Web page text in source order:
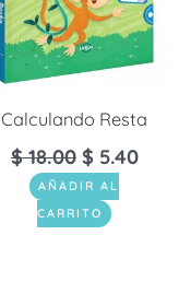
Calculando Resta
$18.00 $ 5.40
AÑADIR AL
CARRITO